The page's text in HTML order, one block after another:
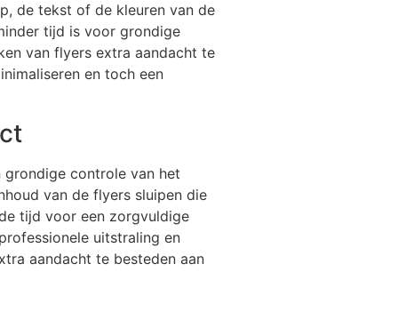
de tekst of de kleuren van de
tijd is voor grondige
van flyers extra aandacht te
en toch een
grondige controle van het
van de flyers sluipen die
tijd voor een zorgvuldige
uitstraling en
aandacht te besteden aan